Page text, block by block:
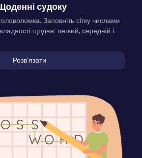
судоку
Заповніть сітку числами
щодня: легкий, середній і
Розвʼязати